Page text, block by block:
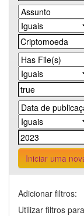
Iniciar uma
Adicionar filtros:
Utilizar filtros